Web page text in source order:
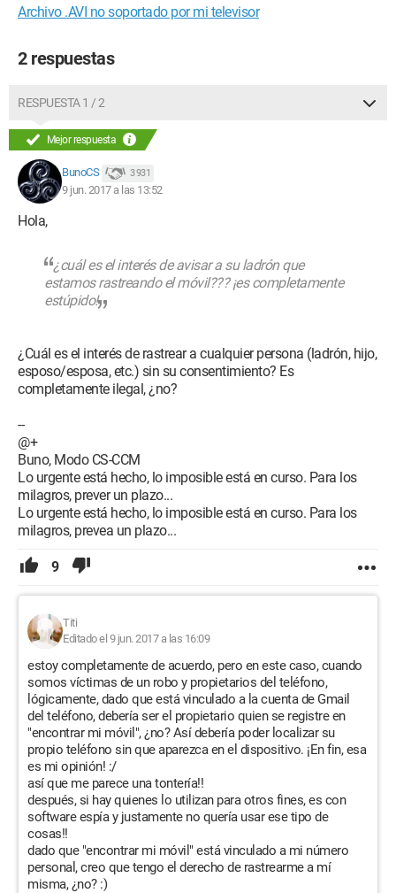
Archivo .AVI no soportado por mi televisor
2 respuestas
RESPUESTA 1 / 2
Mejor respuesta
BunoCS 3 931
9 jun. 2017 a las 13:52
Hola,
¿cuál es el interés de avisar a su ladrón que
estamos rastreando el móvil??? ¡es completamente
estúpido!
¿Cuál es el interés de rastrear a cualquier persona (ladrón, hijo,
esposo/esposa, etc.) sin su consentimiento? Es
completamente ilegal, ¿no?
--
@+
Buno, Modo CS-CCM
Lo urgente está hecho, lo imposible está en curso. Para los
milagros, prever un plazo...
Lo urgente está hecho, lo imposible está en curso. Para los
milagros, prevea un plazo...
9
Titi
Editado el 9 jun. 2017 a las 16:09
estoy completamente de acuerdo, pero en este caso, cuando
somos víctimas de un robo y propietarios del teléfono,
lógicamente, dado que está vinculado a la cuenta de Gmail
del teléfono, debería ser el propietario quien se registre en
"encontrar mi móvil", ¿no? Así debería poder localizar su
propio teléfono sin que aparezca en el dispositivo. ¡En fin, esa
es mi opinión! :/
así que me parece una tontería!!
después, si hay quienes lo utilizan para otros fines, es con
software espía y justamente no quería usar ese tipo de
cosas!!
dado que "encontrar mi móvil" está vinculado a mi número
personal, creo que tengo el derecho de rastrearme a mí
misma, ¿no? :)